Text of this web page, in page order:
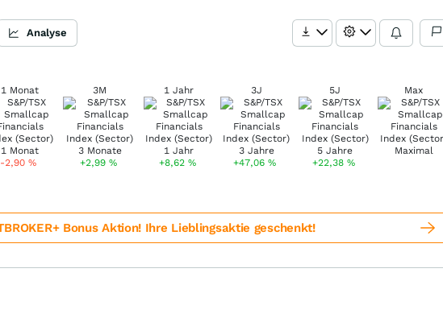
Analyse
1 Monat
-2,90%
3M
+2,99 %
1 Jahr
+8,62 %
3J
+47,06%
5J
+22,38 %
Max
Bonus Aktion! Ihre Lieblingsaktie geschenkt!